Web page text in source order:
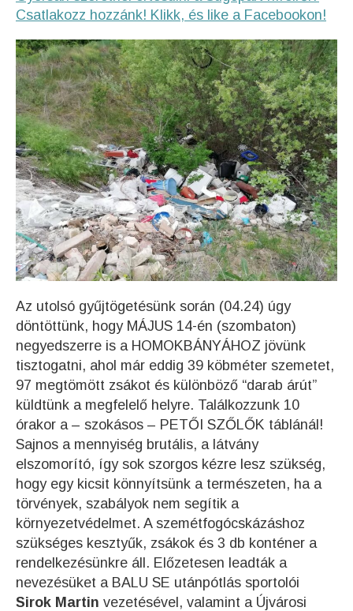
Csatlakozz hozzánk! Klikk, és like a Facebookon!
Az utolsó gyűjtögetésünk során (04.24) úgy
döntöttünk, hogy MÁJUS 14-én (szombaton)
negyedszerre is a HOMOKBÁNYÁHOZ jövünk
tisztogatni, ahol már eddig 39 köbméter szemetet,
97 megtömött zsákot és különböző “darab árút”
küldtünk a megfelelő helyre. Találkozzunk 10
órakor a – szokásos – PETŐI SZŐLŐK táblánál!
Sajnos a mennyiség brutális, a látvány
elszomorító, így sok szorgos kézre lesz szükség,
hogy egy kicsit könnyítsünk a természeten, ha a
törvények, szabályok nem segítik a
környezetvédelmet. A szemétfogócskázáshoz
szükséges kesztyűk, zsákok és 3 db konténer a
rendelkezésünkre áll. Előzetesen leadták a
nevezésüket a BALU SE utánpótlás sportolói
Sirok Martin vezetésével, valamint a Újvárosi